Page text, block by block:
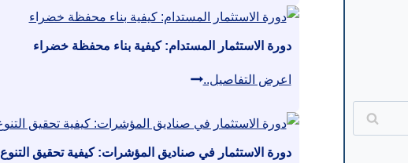
مخاطر
الاستثمار
التمويل
دورة الاستثمار المستدام: كيفية بناء محفظة خضراء
اعرض التفاصيل..دورة
المستدام:
كيفية
دورة الاستثمار في صناديق المؤشرات: كيفية تحقيق التنوع